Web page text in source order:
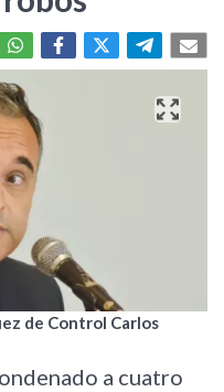
de Control Carlos
a cuatro